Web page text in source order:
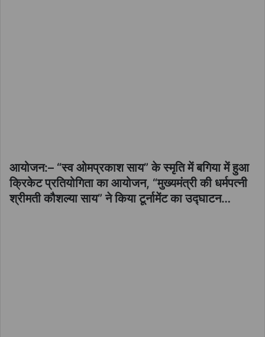
आयोजन:– “स्व ओमप्रकाश साय” के स्मृति में बगिया में हुआ
क्रिकेट प्रतियोगिता का आयोजन, “मुख्यमंत्री की धर्मपत्नी
श्रीमती कौशल्या साय” ने किया टूर्नामेंट का उद्घाटन…